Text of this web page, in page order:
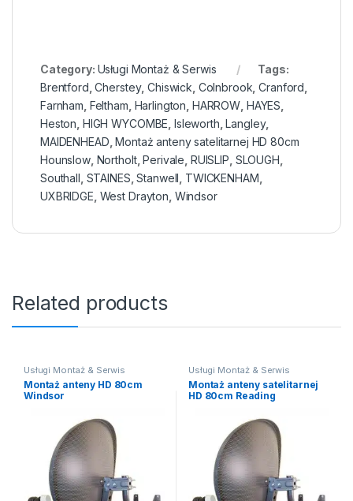
Category: Usługi Montaż & Serwis
Tags:
Brentford ,Cherstey,Chiswick Colnbrook ,Cranford
Farnham Feltham Harlington HARROW HAYES
Heston HIGH WYCOMBE Isleworth ,Langley,
MAIDENHEAD ,Montaż anteny satelitarnej HD 80cm
Hounslow, Northolt,Perivale RUISLIP SLOUGH
Southall STAINES ,Stanwell TWICKENHAM
UXBRIDGE West Drayton Windsor
Related products
Usługi Montaż & Serwis
Montaż anteny HD 80cm
Windsor
Usługi Montaż & Serwis
Montaż anteny satelitarnej
HD 80cm Reading